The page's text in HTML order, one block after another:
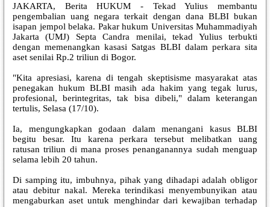
JAKARTA, Berita HUKUM - Tekad Yulius membantu
pengembalian uang negara terkait dengan dana BLBI bukan
isapan jempol belaka. Pakar hukum Universitas Muhammadiyah
Jakarta (UMJ) Septa Candra menilai, tekad Yulius terbukti
dengan memenangkan kasasi Satgas BLBI dalam perkara sita
aset senilai Rp.2 triliun di Bogor.
"Kita apresiasi, karena di tengah skeptisisme masyarakat atas
penegakan hukum BLBI masih ada hakim yang tegak lurus,
profesional, berintegritas, tak bisa dibeli," dalam keterangan
tertulis, Selasa (17/10).
Ia, mengungkapkan godaan dalam menangani kasus BLBI
begitu besar. Itu karena perkara tersebut melibatkan uang
ratusan triliun di mana proses penanganannya sudah menguap
selama lebih 20 tahun.
Di samping itu, imbuhnya, pihak yang dihadapi adalah obligor
atau debitur nakal. Mereka terindikasi menyembunyikan atau
mengaburkan aset untuk menghindar dari kewajiban terhadap